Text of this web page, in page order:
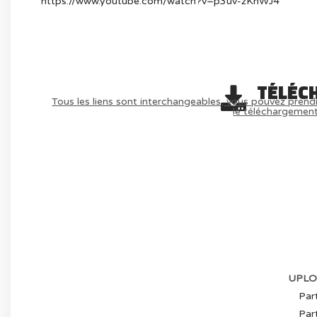
Tous les liens sont interchangeables, vous pouvez
le